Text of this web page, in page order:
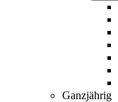
Ganzjährig